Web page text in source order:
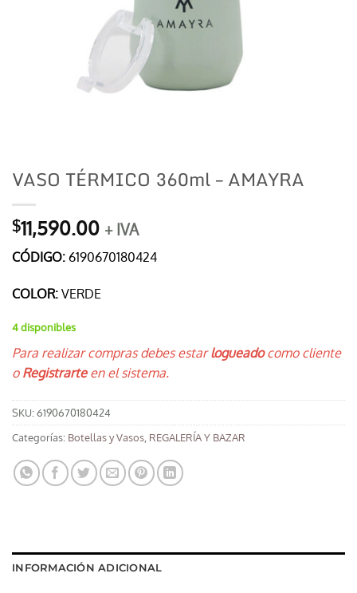
VASO TÉRMICO 360ml – AMAYRA
$11,590.00 + IVA
CÓDIGO: 6190670180424
COLOR: VERDE
4 disponibles
Para realizar compras debes estarlogueadocomo cliente
oRegistrarteen el sistema.
SKU:6190670180424
Categorías: Botellas y Vasos REGALERÍA Y BAZAR
INFORMACIÓN ADICIONAL